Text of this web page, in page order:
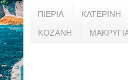
ΠΙΕΡΙΑ ΚΑΤΕΡΙΝΗ
ΚΟΖΑΝΗ